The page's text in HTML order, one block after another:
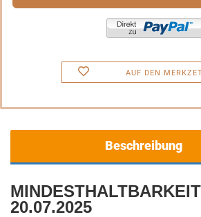
AUF DEN
Beschreibung
20.07.2025